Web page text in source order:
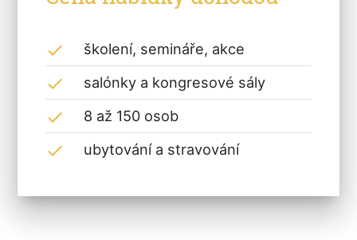
done školení, semináře, akce
done salónky a kongresové sály
done 8 až 150 osob
done ubytování a stravování